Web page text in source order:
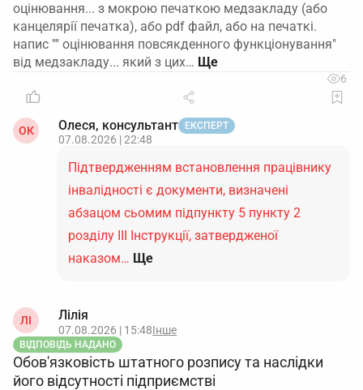
оцінювання... з мокрою печаткою медзакладу (або
канцелярії печатка), або pdf файл, або на печаткі.
напис "" оцінювання повсякденного функціонування"
від медзакладу... який з цих…
6
ОК Олеся, консультант ЕКСПЕРТ
07.08.2026 | 22:48
Підтвердженням встановлення працівнику
інвалідності є документи, визначені
абзацом сьомим підпункту 5 пункту 2
розділу ІІІ Інструкції, затвердженої
наказом… Ще
ЛІ Лілія
07.08.2026 | 15:48Інше
ВІДПОВІДЬ НАДАНО
Обов'язковість штатного розпису та наслідки
його відсутності підприємстві